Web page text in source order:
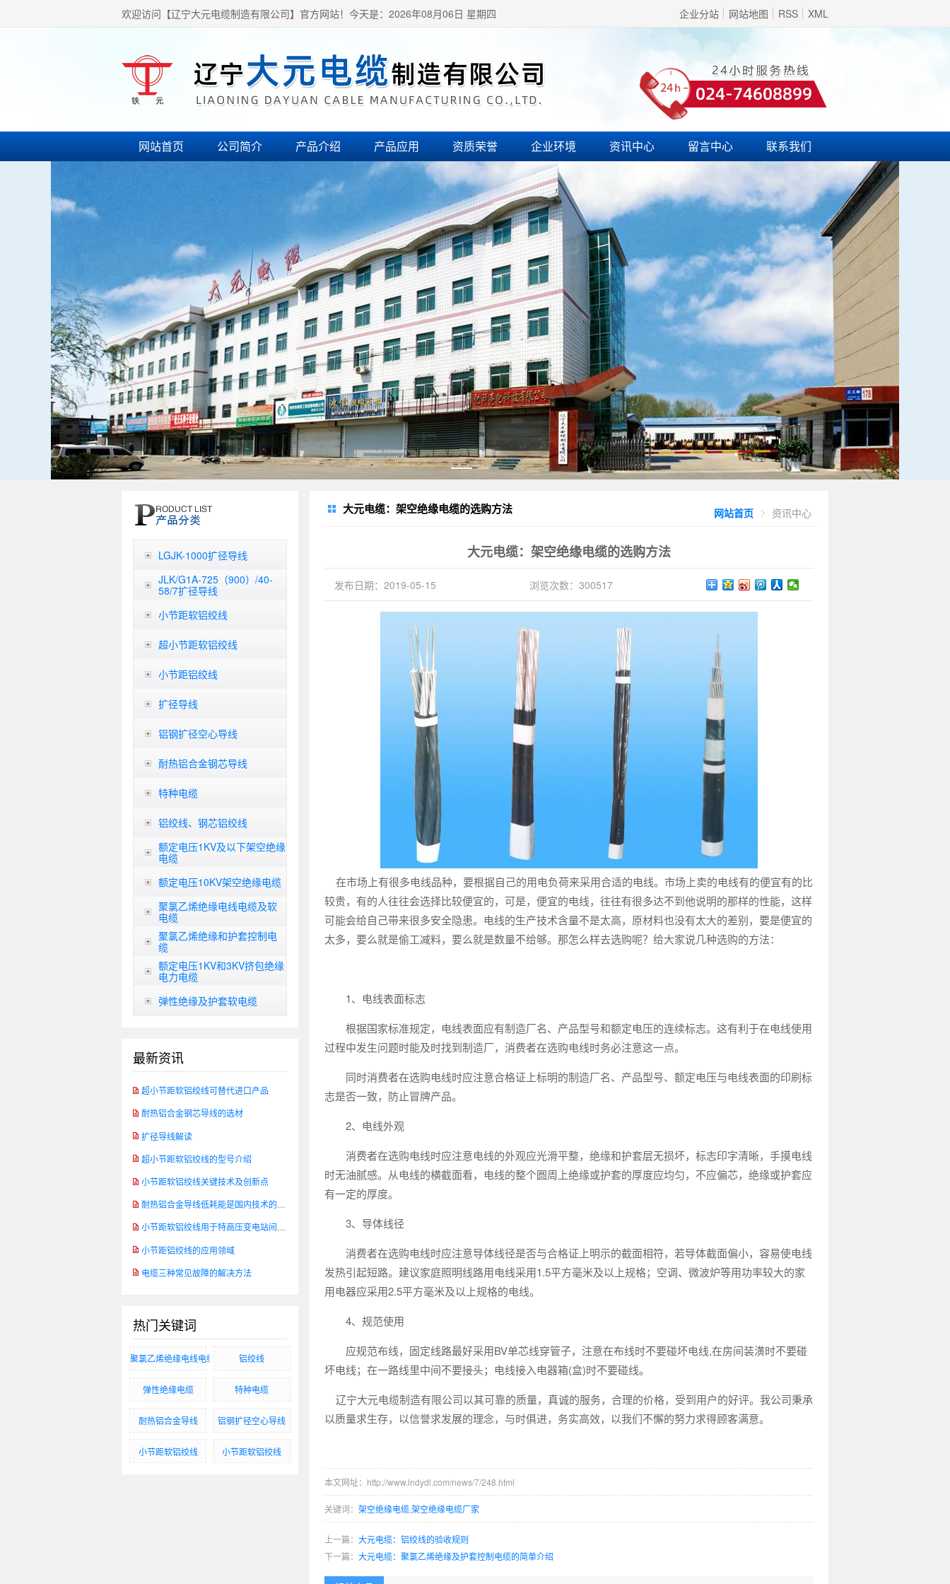
欢迎访问【辽宁大元电缆制造有限公司】官方网站！ 今天是：2026年08月06日 星期四 企业分站 网站地图 RSS XML
网站首页 公司简介 产品介绍 产品应用 资质荣誉 企业环境 资讯中心 留言中心 联系我们
LGJK-1000扩径导线
JLK/G1A-725（900）/40-
58/7扩径导线
小节距软铝绞线
超小节距软铝绞线
小节距铝绞线
扩径导线
铝钢扩径空心导线
耐热铝合金钢芯导线
特种电缆
铝绞线、钢芯铝绞线
额定电压1KV及以下架空绝缘
电缆
额定电压10KV架空绝缘电缆
聚氯乙烯绝缘电线电缆及软
电缆
聚氯乙烯绝缘和护套控制电
缆
额定电压1KV和3KV挤包绝缘
电力电缆
弹性绝缘及护套软电缆
最新资讯
超小节距软铝绞线可替代进口产品
耐热铝合金钢芯导线的选材
扩径导线解读
超小节距软铝绞线的型号介绍
小节距软铝绞线关键技术及创新点
小节距铝绞线的应用领域
电缆三种常见故障的解决方法
热门关键词
聚氯乙烯绝缘电线电缆 铝绞线
弹性绝缘电缆 特种电缆
耐热铝合金导线 铝钢扩径空心导线
小节距软铝绞线 小节距软铝绞线
大元电缆：架空绝缘电缆的选购方法 网站首页 资讯中心
大元电缆：架空绝缘电缆的选购方法
发布日期：2019-05-15 浏览次数：300517
在市场上有很多电线品种，要根据自己的用电负荷来采用合适的电线。市场上卖的电线有的便宜有的比
较贵，有的人往往会选择比较便宜的，可是，便宜的电线，往往有很多达不到他说明的那样的性能，这样
可能会给自己带来很多安全隐患。电线的生产技术含量不是太高，原材料也没有太大的差别，要是便宜的
太多，要么就是偷工减料，要么就是数量不给够。那怎么样去选购呢？给大家说几种选购的方法：
1、电线表面标志
根据国家标准规定，电线表面应有制造厂名、产品型号和额定电压的连续标志。这有利于在电线使用
过程中发生问题时能及时找到制造厂，消费者在选购电线时务必注意这一点。
同时消费者在选购电线时应注意合格证上标明的制造厂名、产品型号、额定电压与电线表面的印刷标
志是否一致，防止冒牌产品。
2、电线外观
消费者在选购电线时应注意电线的外观应光滑平整，绝缘和护套层无损坏，标志印字清晰，手摸电线
时无油腻感。从电线的横截面看，电线的整个圆周上绝缘或护套的厚度应均匀，不应偏芯，绝缘或护套应
有一定的厚度。
3、导体线径
消费者在选购电线时应注意导体线径是否与合格证上明示的截面相符，若导体截面偏小，容易使电线
发热引起短路。建议家庭照明线路用电线采用1.5平方毫米及以上规格；空调、微波炉等用功率较大的家
用电器应采用2.5平方毫米及以上规格的电线。
4、规范使用
应规范布线，固定线路最好采用BV单芯线穿管子，注意在布线时不要碰坏电线,在房间装潢时不要碰
坏电线；在一路线里中间不要接头；电线接入电器箱(盒)时不要碰线。
辽宁大元电缆制造有限公司以其可靠的质量，真诚的服务，合理的价格，受到用户的好评。我公司秉承
以质量求生存，以信誉求发展的理念，与时俱进，务实高效，以我们不懈的努力求得顾客满意。
本文网址：http://www.lndydl.com/news/7/248.html
关键词： 架空绝缘电缆架空绝缘电缆厂家
上一篇： 大元电缆：铝绞线的验收规则
下一篇： 大元电缆：聚氯乙烯绝缘及护套控制电缆的简单介绍